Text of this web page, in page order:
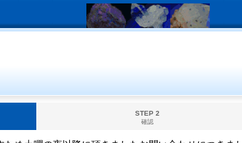
STEP 2
確認